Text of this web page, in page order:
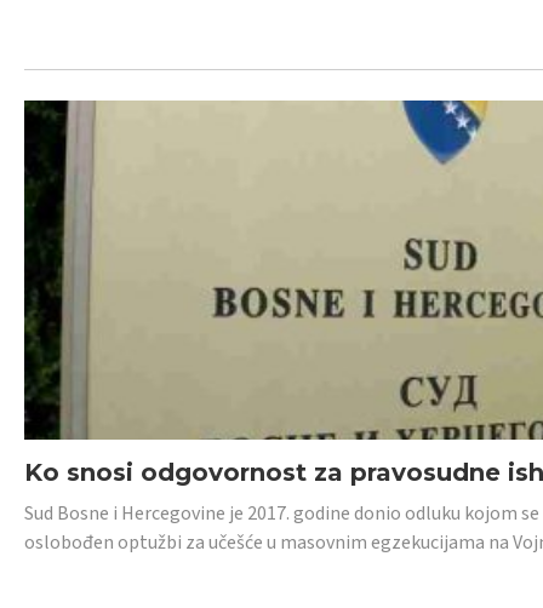
Ko snosi odgovornost za pravosudne
Sud Bosne i Hercegovine je 2017. godine donio odluku kojom
oslobođen optužbi za učešće u masovnim egzekucijama na